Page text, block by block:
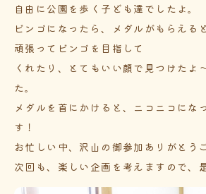
自由に公園を歩く子ども達でしたよ。
ビンゴになったら、メダルがもらえる
頑張ってビンゴを目指して
くれたり、とてもいい顔で見つけたよ
た。
メダルを首にかけると、ニコニコにな
す！
お忙しい中、沢山の御参加ありがとう
次回も、楽しい企画を考えますので、